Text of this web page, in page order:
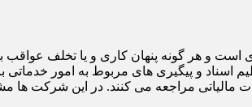
است و هر گونه پنهان کاری و یا تخلف عواقب
اسناد و پیگیری های مربوط به امور خدماتی
مراجعه می کنند. در این شرکت ها